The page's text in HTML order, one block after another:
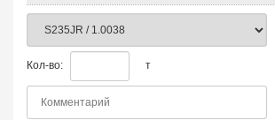
Кол-во: т